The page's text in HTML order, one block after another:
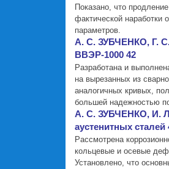
Показано, что
фактической наработки
параметров.
А. С. ЗУБЧЕНКО, Г.
ВВЭР-1000 42
Разработана и
на вырезанных из
аналогичных кривых,
большей надежностью
А. С. ЗУБЧЕНКО, И.
аустенитных сталей
Рассмотрена
кольцевые и осевые
Установлено, что